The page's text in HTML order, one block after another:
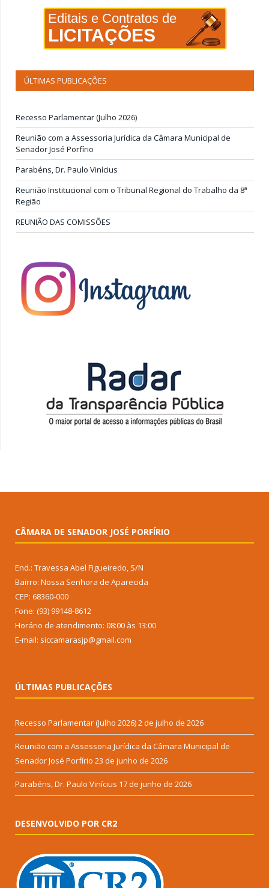
Editais e Contratos de
LICITAÇÕES
ÚLTIMAS PUBLICAÇÕES
Recesso Parlamentar (Julho 2026)
Reunião com a Assessoria Jurídica da Câmara Municipal de
Senador José Porfírio
Parabéns, Dr. Paulo Vinícius
Reunião Institucional com o Tribunal Regional do Trabalho da 8ª
Região
REUNIÃO DAS COMISSÕES
CÂMARA DE SENADOR JOSÉ PORFÍRIO
End.: Travessa Abel Figueiredo, S/N
Bairro: Nossa Senhora de Aparecida
CEP: 68360-000
Fone: (93) 99148-8612
Horário de atendimento: 08:00 às 13:00
E-mail: siccamarasjp@gmail.com
ÚLTIMAS PUBLICAÇÕES
Recesso Parlamentar (Julho 2026)2 de julho de 2026
Reunião com a Assessoria Jurídica da Câmara Municipal de
Senador José Porfírio 23 de junho de 2026
Parabéns, Dr. Paulo Vinícius 17 de junho de 2026
DESENVOLVIDO POR CR2